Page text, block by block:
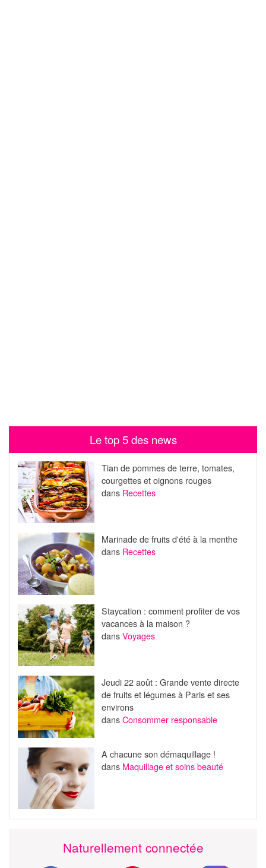
Le top 5 des news
Tian de pommes de terre, tomates,
courgettes et oignons rouges
dans Recettes
Marinade de fruits d'été à la menthe
dans Recettes
Staycation : comment profiter de vos
vacances à la maison ?
dansVoyages
Jeudi 22 août : Grande vente directe
de fruits et légumes à Paris et ses
environs
dansConsommer responsable
A chacune son démaquillage !
dans Maquillage et soins beauté
Naturellement connectée